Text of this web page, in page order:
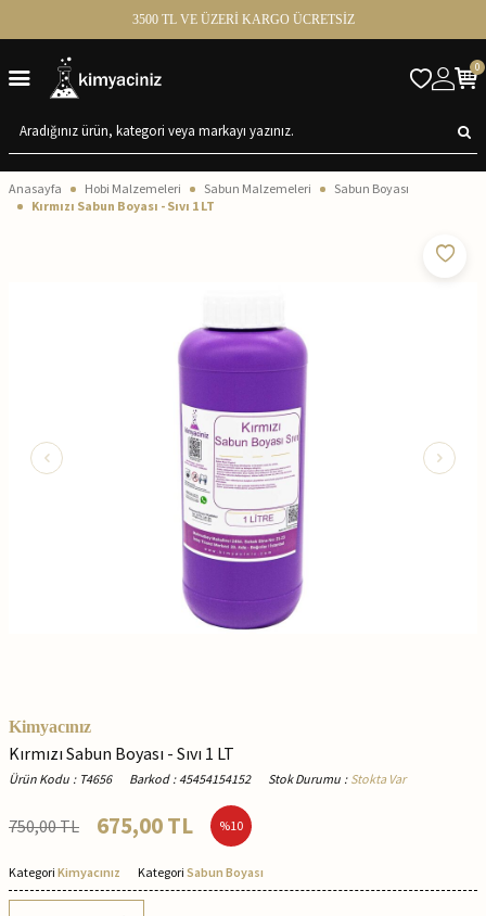
3500 TL VE ÜZERİ KARGO ÜCRETSİZ
0
Anasayfa Hobi Malzemeleri Sabun Malzemeleri
Sabun Boyası
Kırmızı Sabun Boyası - Sıvı 1 LT
Kimyacınız
Kırmızı Sabun Boyası - Sıvı 1 LT
Ürün Kodu : T4656 Barkod : 45454154152 Stok Durumu : Stokta Var
750,00TL 675,00TL %10
Kategori Kimyacınız Kategori Sabun Boyası